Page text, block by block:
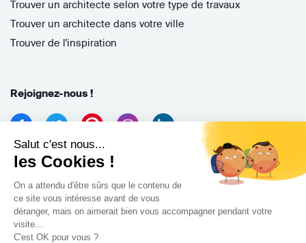
Salut c'est nous...
les Cookies !
On a attendu d'être sûrs que le contenu de
ce site vous intéresse avant de vous
déranger, mais on aimerait bien vous accompagner pendant votre
visite...
C'est OK pour vous ?
Trouver un architecte selon votre type de travaux
Trouver un architecte dans votre ville
Trouver de l'inspiration
Rejoignez-nous !
Archidvisor
13 Rue des Cordeliers, 33000 Bordeaux, France